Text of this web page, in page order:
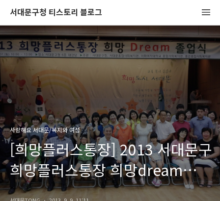
서대문구청 티스토리 블로그
사랑해요 서대문/복지와 여성
[희망플러스통장] 2013 서대문구
희망플러스통장 희망dream
졸업식을 개최하였습니다.